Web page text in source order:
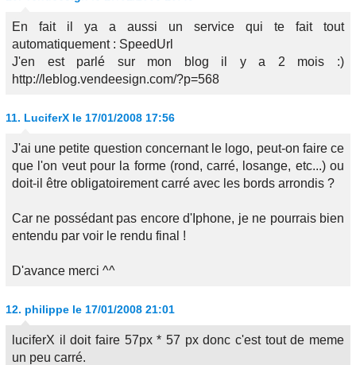
En fait il ya a aussi un service qui te fait tout
automatiquement : SpeedUrl
J'en est parlé sur mon blog il y a 2 mois :)
http://leblog.vendeesign.com/?p=568
11. LuciferX le 17/01/2008 17:56
J'ai une petite question concernant le logo, peut-on faire ce
que l'on veut pour la forme (rond, carré, losange, etc...) ou
doit-il être obligatoirement carré avec les bords arrondis ?
Car ne possédant pas encore d'Iphone, je ne pourrais bien
entendu par voir le rendu final !
D'avance merci ^^
12. philippe le 17/01/2008 21:01
luciferX il doit faire 57px * 57 px donc c'est tout de meme
un peu carré.